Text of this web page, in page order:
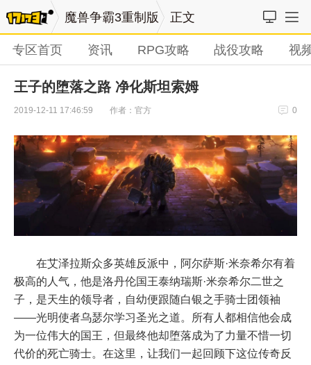
魔兽争霸3重制版 正文
专区首页 资讯 RPG攻略 战役攻略 视
王子的堕落之路 净化斯坦索姆
2019-12-11 17:46:59 作者：官方 0
在艾泽拉斯众多英雄反派中，阿尔萨斯·米奈希尔有着
极高的人气，他是洛丹伦国王泰纳瑞斯·米奈希尔二世之
子，是天生的领导者，自幼便跟随白银之手骑士团领袖
——光明使者乌瑟尔学习圣光之道。所有人都相信他会成
为一位伟大的国王，但最终他却堕落成为了力量不惜一切
代价的死亡骑士。在这里，让我们一起回顾下这位传奇反